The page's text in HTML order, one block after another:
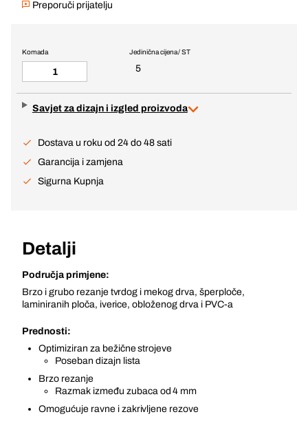
Preporuči prijatelju
Jedinična cijena / ST
5
Komada
Savjet za dizajn i izgled proizvoda
Dostava u roku od 24 do 48 sati
Garancija i zamjena
Sigurna Kupnja
Detalji
Područja primjene:
Brzo i grubo rezanje tvrdog i mekog drva, šperploče,
laminiranih ploča, iverice, obloženog drva i PVC-a
Prednosti:
Optimiziran za bežične strojeve
Poseban dizajn lista
Brzo rezanje
Razmak između zubaca od 4 mm
Omogućuje ravne i zakrivljene rezove